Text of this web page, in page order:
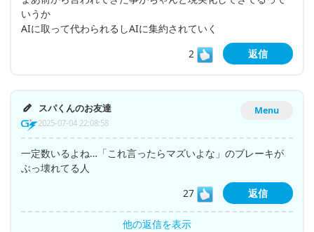
いうか
AIに取って代わられるしAIに集約されていく
2
返信
Menu
スパくんのお友達
2025-07-04 22:08:58
一定数いるよね…「これ言ったらマズいよな」のブレーキが
ぶっ壊れてる人
27
返信
他の返信を表示